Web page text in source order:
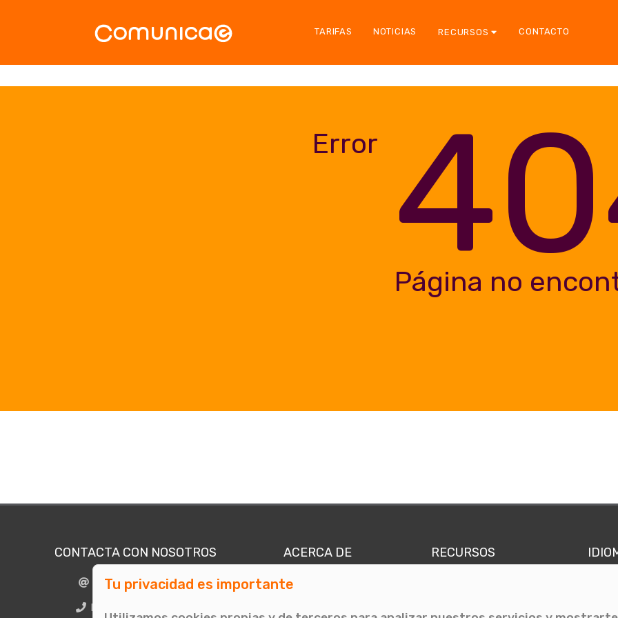
TARIFAS NOTICIAS RECURSOS CONTACTO
Error
Página no
CONTACTA CON NOSOTROS
info@comunicae.com
BCN + 34 931 702 774
ACERCA DE
Quiénes somos
RECURSOS
Tu privacidad es importante